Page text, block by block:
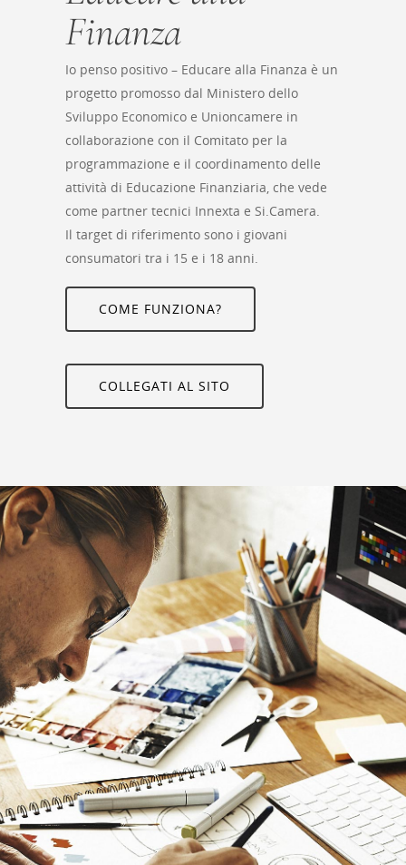
Finanza
Io penso positivo – Educare alla Finanza è un
progetto promosso dal Ministero dello
Sviluppo Economico e Unioncamere in
collaborazione con il Comitato per la
programmazione e il coordinamento delle
attività di Educazione Finanziaria, che vede
come partner tecnici Innexta e Si.Camera.
Il target di riferimento sono i giovani
consumatori tra i 15 e i 18 anni.
COME FUNZIONA?
COLLEGATI AL SITO
Crowdinvesting Hub
ESGpass
Portale Agevolazioni
Finance Digital Index
Libra – La Suite
Skill UP